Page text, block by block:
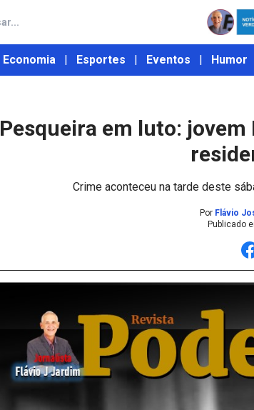
Economia | Esportes | Eventos | Humor
Pesqueira em luto:
Crime aconteceu na tarde deste
Por Flávio
Publicado